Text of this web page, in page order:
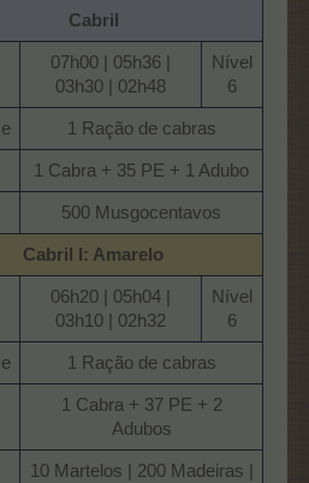
Cabril
07h00 | 05h36 |
03h30 | 02h48​
Nível
6​
1 Ração de cabras​
1 Cabra + 35 PE + 1 Adubo​
500 Musgocentavos​
Cabril I: Amarelo
06h20 | 05h04 |
03h10 | 02h32​
Nível
6​
1 Ração de cabras​
1 Cabra + 37 PE + 2
Adubos​
10 Martelos | 200 Madeiras |